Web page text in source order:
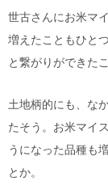
世古さんにお米マ
増えたこともひと
と繋がりができた
土地柄的にも、な
たそう。お米マイ
うになった品種も
とか。